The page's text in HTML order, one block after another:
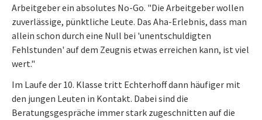
Arbeitgeber ein absolutes No-Go. "Die Arbeitgeber wollen
zuverlässige, pünktliche Leute. Das Aha-Erlebnis, dass man
allein schon durch eine Null bei 'unentschuldigten
Fehlstunden' auf dem Zeugnis etwas erreichen kann, ist viel
wert."
Im Laufe der 10. Klasse tritt Echterhoff dann häufiger mit
den jungen Leuten in Kontakt. Dabei sind die
Beratungsgespräche immer stark zugeschnitten auf die